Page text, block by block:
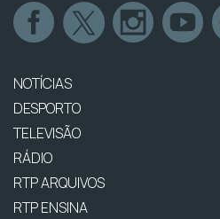
NOTÍCIAS
DESPORTO
TELEVISÃO
RÁDIO
RTP ARQUIVOS
RTP ENSINA